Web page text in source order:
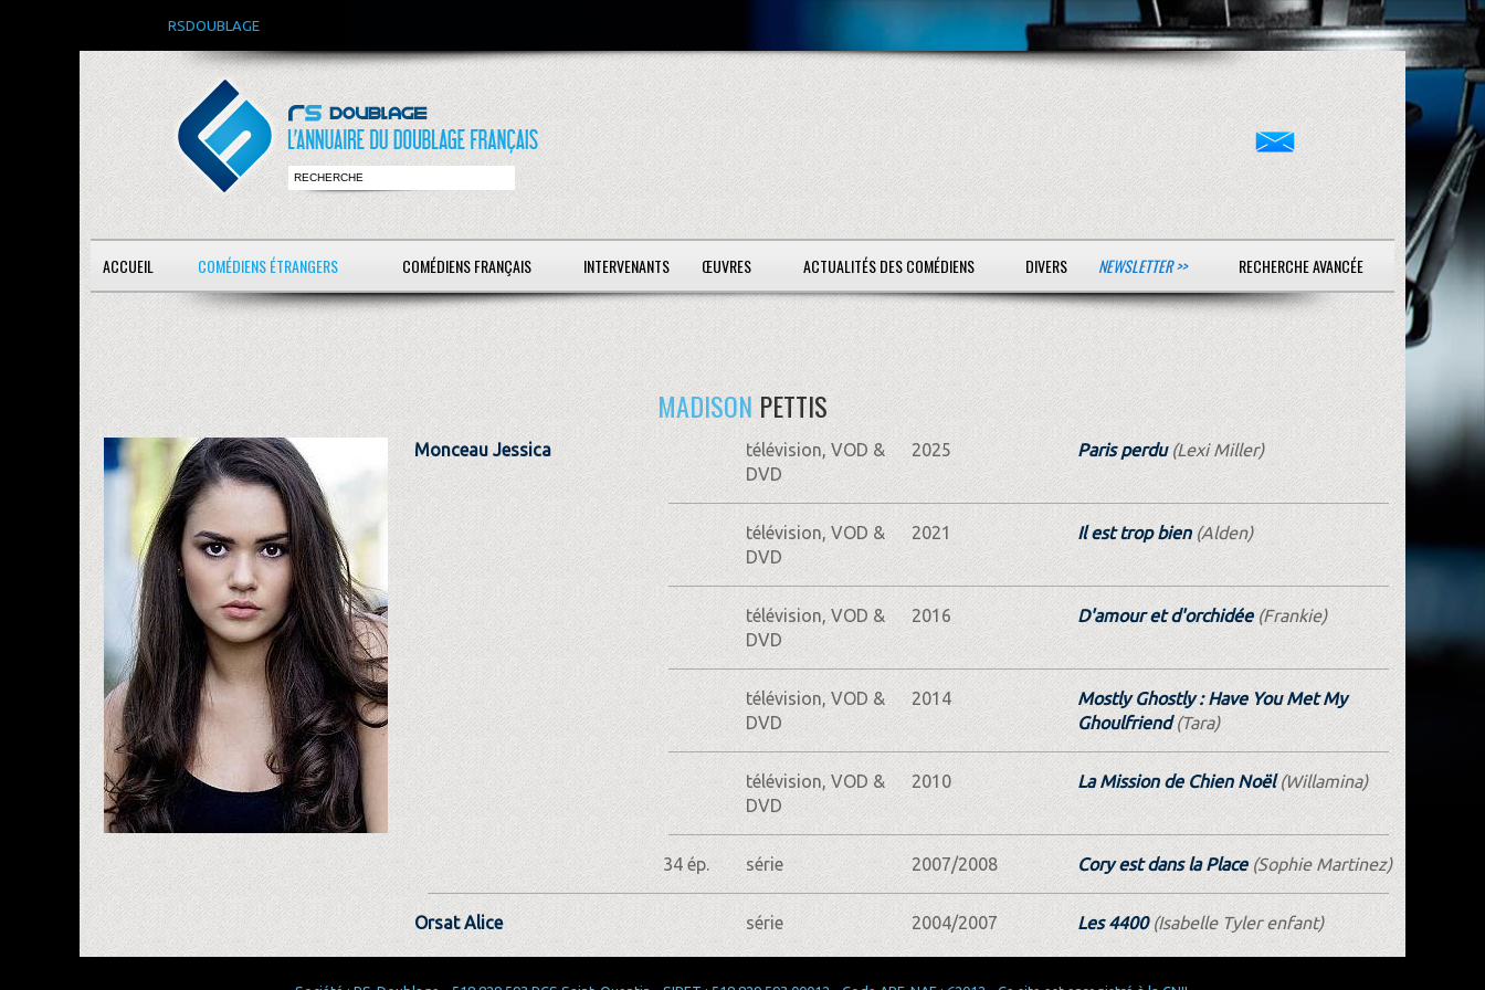
RSDOUBLAGE
ACCUEIL COMÉDIENS ÉTRANGERS COMÉDIENS FRANÇAIS INTERVENANTS ŒUVRES ACTUALITÉS DES COMÉDIENS DIVERS NEWSLETTER >> RECHERCHE AVANCÉE
MADISONPETTIS
Monceau Jessica
télévision, VOD &
DVD
2025 Paris perdu(Lexi Miller)
télévision, VOD &
DVD
2021 Il est trop bien(Alden)
télévision, VOD &
DVD
2016 D'amour et d'orchidée(Frankie)
télévision, VOD &
DVD
2014
Mostly Ghostly : Have You Met My
Ghoulfriend(Tara)
télévision, VOD &
DVD
2010 La Mission de Chien Noël(Willamina)
34 ép. série 2007/2008 Cory est dans la Place(Sophie Martinez)
Orsat Alice série 2004/2007 Les 4400(Isabelle Tyler enfant)